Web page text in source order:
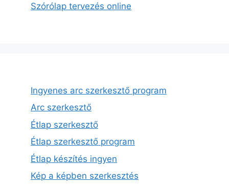
Szórólap tervezés online
Ingyenes arc szerkesztő program
Arc szerkesztő
Étlap szerkesztő
Étlap szerkesztő program
Étlap készítés ingyen
Kép a képben szerkesztés